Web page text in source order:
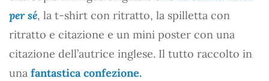
per sé, la t-shirt con ritratto, la spilletta con
ritratto e citazione e un mini poster con una
citazione dell’autrice inglese. Il tutto raccolto in
una fantastica confezione.